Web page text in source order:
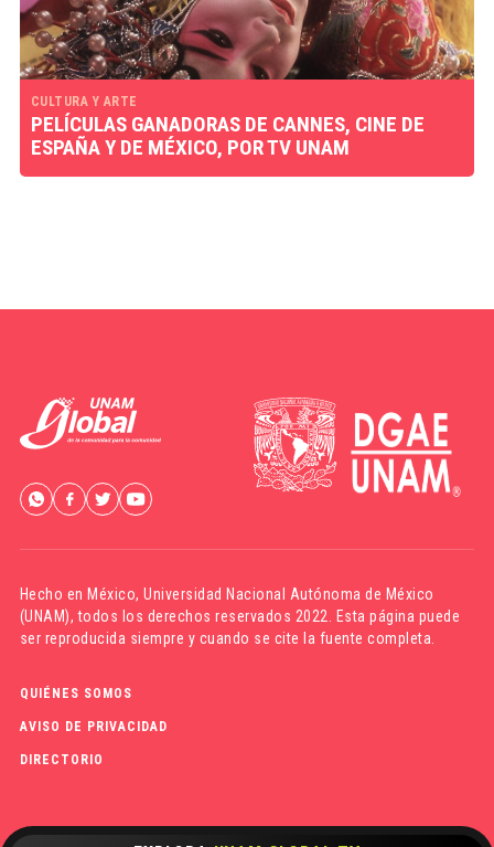
CULTURA Y ARTE
PELÍCULAS GANADORAS DE CANNES, CINE DE
ESPAÑA Y DE MÉXICO, POR TV UNAM
Hecho en México,Universidad Nacional Autónoma de México
(UNAM), todos los derechos reservados 2022. Esta página puede
ser reproducida siempre y cuando se cite la fuente completa.
QUIÉNES SOMOS
AVISO DE PRIVACIDAD
DIRECTORIO